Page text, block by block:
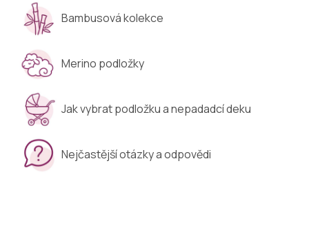
Bambusová kolekce
Merino podložky
Jak vybrat podložku a nepadadcí deku
Nejčastější otázky a odpovědi